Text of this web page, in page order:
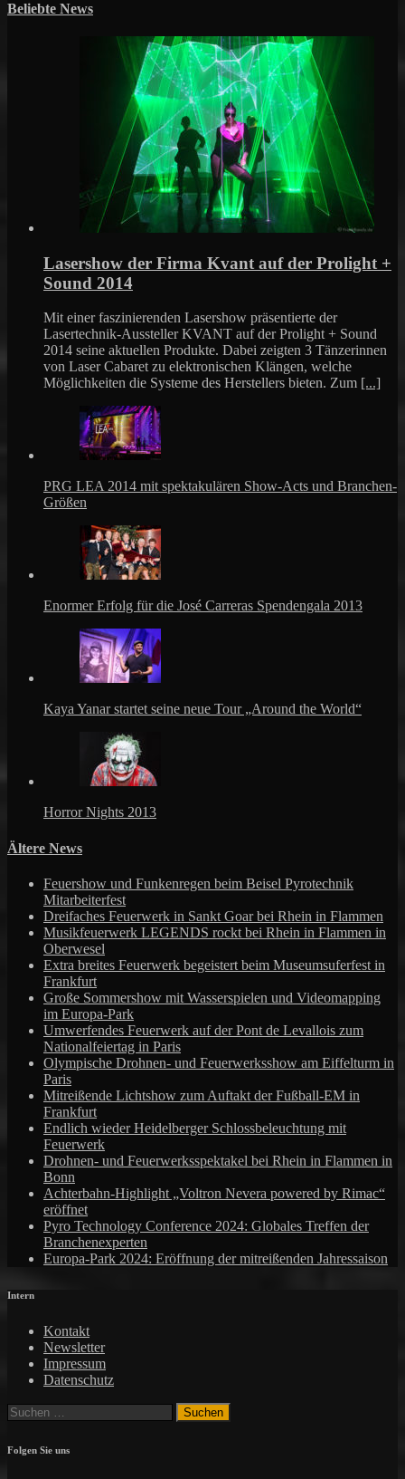
Beliebte News
Lasershow der Firma Kvant auf der Prolight +
Sound 2014
Mit einer faszinierenden Lasershow präsentierte der
Lasertechnik-Aussteller KVANT auf der Prolight + Sound
2014 seine aktuellen Produkte. Dabei zeigten 3 Tänzerinnen
von Laser Cabaret zu elektronischen Klängen, welche
Möglichkeiten die Systeme des Herstellers bieten. Zum [...]
PRG LEA 2014 mit spektakulären Show-Acts und Branchen-
Größen
Enormer Erfolg für die José Carreras Spendengala 2013
Kaya Yanar startet seine neue Tour „Around the World“
Horror Nights 2013
Ältere News
Feuershow und Funkenregen beim Beisel Pyrotechnik
Mitarbeiterfest
Dreifaches Feuerwerk in Sankt Goar bei Rhein in Flammen
Musikfeuerwerk LEGENDS rockt bei Rhein in Flammen in
Oberwesel
Extra breites Feuerwerk begeistert beim Museumsuferfest in
Frankfurt
Große Sommershow mit Wasserspielen und Videomapping
im Europa-Park
Umwerfendes Feuerwerk auf der Pont de Levallois zum
Nationalfeiertag in Paris
Olympische Drohnen- und Feuerwerksshow am Eiffelturm in
Paris
Mitreißende Lichtshow zum Auftakt der Fußball-EM in
Frankfurt
Endlich wieder Heidelberger Schlossbeleuchtung mit
Feuerwerk
Drohnen- und Feuerwerksspektakel bei Rhein in Flammen in
Bonn
Achterbahn-Highlight „Voltron Nevera powered by Rimac“
eröffnet
Pyro Technology Conference 2024: Globales Treffen der
Branchenexperten
Europa-Park 2024: Eröffnung der mitreißenden Jahressaison
Intern
Kontakt
Newsletter
Impressum
Datenschutz
Suchen
Folgen Sie uns